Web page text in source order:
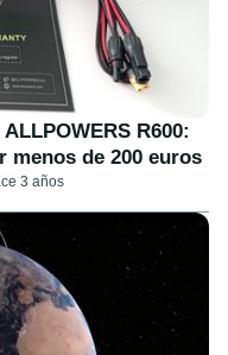
R600:
menos de 200 euros
3 años